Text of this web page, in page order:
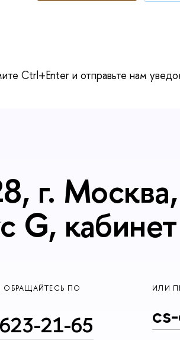
Ctrl+Enter и отправьте нам
г.
G,
ПО
21-65
ИЛИ